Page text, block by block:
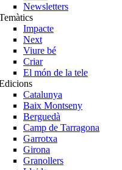
Newsletters
Impacte
Next
Viure bé
Criar
El món de la tele
Catalunya
Baix Montseny
Berguedà
Camp de Tarragona
Garrotxa
Girona
Granollers